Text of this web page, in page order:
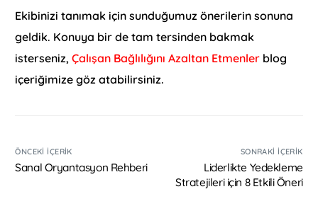
Ekibinizi tanımak için sunduğumuz önerilerin sonuna
geldik. Konuya bir de tam tersinden bakmak
isterseniz,Çalışan Bağlılığını Azaltan Etmenler blog
içeriğimize göz atabilirsiniz.
ÖNCEKI İÇERIK
Sanal Oryantasyon Rehberi
SONRAKI İÇERIK
Liderlikte Yedekleme
Stratejileri için 8 Etkili Öneri